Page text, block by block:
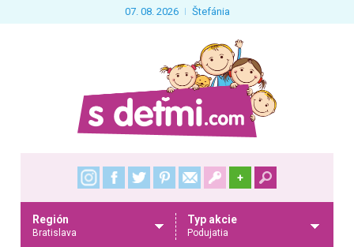
07. 08. 2026 Štefánia
+
Región
Bratislava
Typ akcie
Podujatia